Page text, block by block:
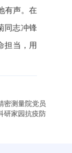
声。 在
同志冲锋
担当，用
密测量院党员
研家园抗疫防